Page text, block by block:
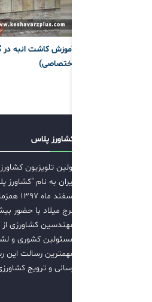
آموزش کاشت انبه در
اختصاصی)
کشاورز پلاس
اولین تلویزیون
ایران به نام "کشاورز
اسفند
مهندسین کشاورزی
مسئولین کشوری و
مهمترین رسالت این
رسانی و ترویج